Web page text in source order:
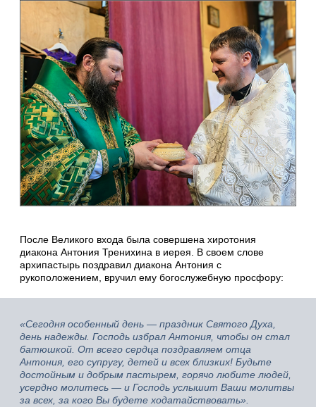
После Великого входа была совершена хиротония
диакона Антония Тренихина в иерея. В своем слове
архипастырь поздравил диакона Антония с
рукоположением, вручил ему богослужебную просфору:
«Сегодня особенный день — праздник Святого Духа,
день надежды. Господь избрал Антония, чтобы он стал
батюшкой. От всего сердца поздравляем отца
Антония, его супругу, детей и всех близких! Будьте
достойным и добрым пастырем, горячо любите людей,
усердно молитесь — и Господь услышит Ваши молитвы
за всех, за кого Вы будете ходатайствовать».